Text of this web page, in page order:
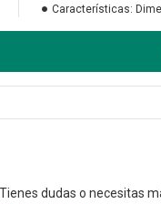
Características:
dudas o necesitas